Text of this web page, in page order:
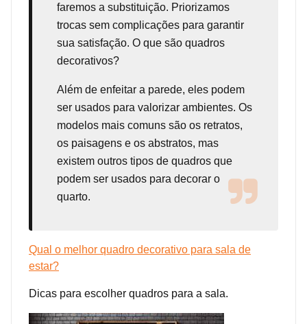
faremos a substituição. Priorizamos
trocas sem complicações para garantir
sua satisfação. O que são quadros
decorativos?
Além de enfeitar a parede, eles podem
ser usados para valorizar ambientes. Os
modelos mais comuns são os retratos,
os paisagens e os abstratos, mas
existem outros tipos de quadros que
podem ser usados para decorar o
quarto.
Qual o melhor quadro decorativo para sala de
estar?
Dicas para escolher quadros para a sala.